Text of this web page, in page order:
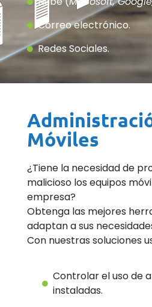
Correo electrónico.
Redes Sociales.
Móviles
¿Tiene la necesidad de
malicioso los equipos
empresa?
Obtenga las mejores
adaptan a sus
Con nuestras soluciones
Controlar el uso de
instaladas.